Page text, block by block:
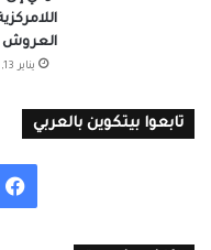
العروش
يناير 13, 2025
تابعوا بيتكوين بالعربي